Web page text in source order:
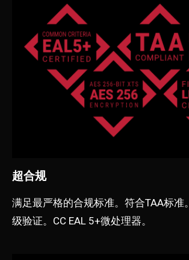
超合规
满足最严格的合规标准。 符合TAA标准。
级验证。 CC EAL 5+微处理器。